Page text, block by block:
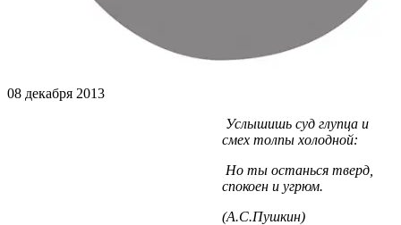
08 декабря 2013
Услышишь суд глупца и
смех толпы холодной:
Но ты останься тверд,
спокоен и угрюм.
(А.С.Пушкин)